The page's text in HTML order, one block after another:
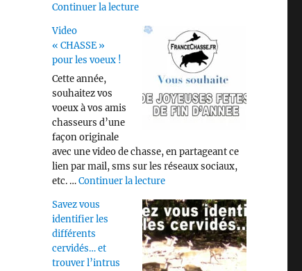
Continuer la lecturede « Gros sangliers « séchés net »
Video
« CHASSE »
pour les voeux !
Cette année,
souhaitez vos
voeux à vos amis
chasseurs d’une
façon originale
avec une video de chasse, en partageant ce
lien par mail, sms sur les réseaux sociaux,
etc. …Continuer la lecturede « Video « CHASSE » pour
Savez vous
identifier les
différents
cervidés… et
trouver l’intrus